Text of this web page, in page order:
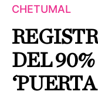
CHETUMAL
DEL